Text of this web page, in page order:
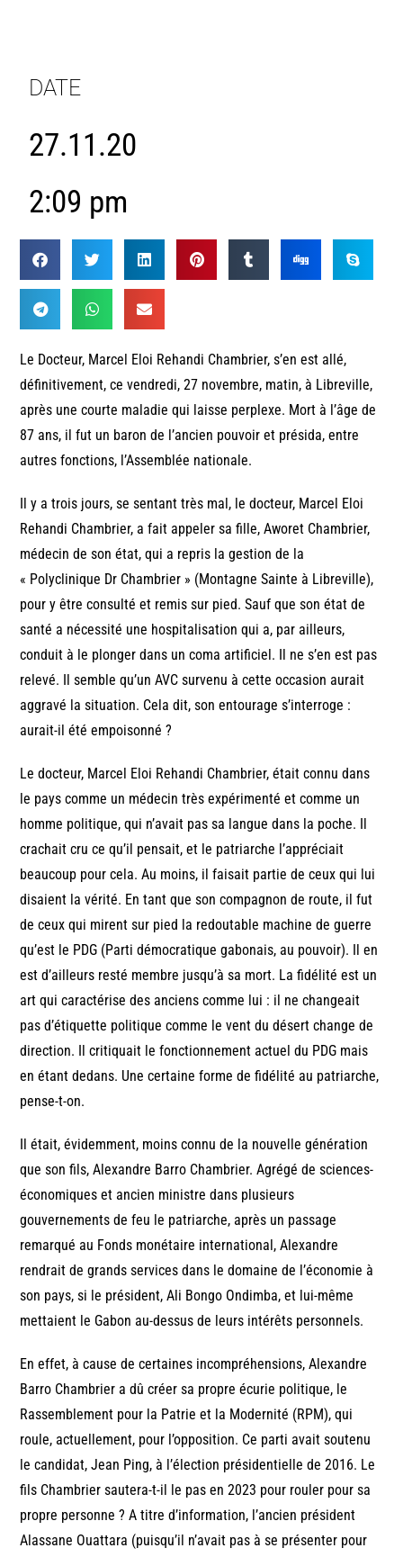
DATE
27.11.20
2:09 pm
Le Docteur, Marcel Eloi Rehandi Chambrier, s’en est allé,
définitivement, ce vendredi, 27 novembre, matin, à Libreville,
après une courte maladie qui laisse perplexe. Mort à l’âge de
87 ans, il fut un baron de l’ancien pouvoir et présida, entre
autres fonctions, l’Assemblée nationale.
Il y a trois jours, se sentant très mal, le docteur, Marcel Eloi
Rehandi Chambrier, a fait appeler sa fille, Aworet Chambrier,
médecin de son état, qui a repris la gestion de la
« Polyclinique Dr Chambrier » (Montagne Sainte à Libreville),
pour y être consulté et remis sur pied. Sauf que son état de
santé a nécessité une hospitalisation qui a, par ailleurs,
conduit à le plonger dans un coma artificiel. Il ne s’en est pas
relevé. Il semble qu’un AVC survenu à cette occasion aurait
aggravé la situation. Cela dit, son entourage s’interroge :
aurait-il été empoisonné ?
Le docteur, Marcel Eloi Rehandi Chambrier, était connu dans
le pays comme un médecin très expérimenté et comme un
homme politique, qui n’avait pas sa langue dans la poche. Il
crachait cru ce qu’il pensait, et le patriarche l’appréciait
beaucoup pour cela. Au moins, il faisait partie de ceux qui lui
disaient la vérité. En tant que son compagnon de route, il fut
de ceux qui mirent sur pied la redoutable machine de guerre
qu’est le PDG (Parti démocratique gabonais, au pouvoir). Il en
est d’ailleurs resté membre jusqu’à sa mort. La fidélité est un
art qui caractérise des anciens comme lui : il ne changeait
pas d’étiquette politique comme le vent du désert change de
direction. Il critiquait le fonctionnement actuel du PDG mais
en étant dedans. Une certaine forme de fidélité au patriarche,
pense-t-on.
Il était, évidemment, moins connu de la nouvelle génération
que son fils, Alexandre Barro Chambrier. Agrégé de sciences-
économiques et ancien ministre dans plusieurs
gouvernements de feu le patriarche, après un passage
remarqué au Fonds monétaire international, Alexandre
rendrait de grands services dans le domaine de l’économie à
son pays, si le président, Ali Bongo Ondimba, et lui-même
mettaient le Gabon au-dessus de leurs intérêts personnels.
En effet, à cause de certaines incompréhensions, Alexandre
Barro Chambrier a dû créer sa propre écurie politique, le
Rassemblement pour la Patrie et la Modernité (RPM), qui
roule, actuellement, pour l’opposition. Ce parti avait soutenu
le candidat, Jean Ping, à l’élection présidentielle de 2016. Le
fils Chambrier sautera-t-il le pas en 2023 pour rouler pour sa
propre personne ? A titre d’information, l’ancien président
Alassane Ouattara (puisqu’il n’avait pas à se présenter pour